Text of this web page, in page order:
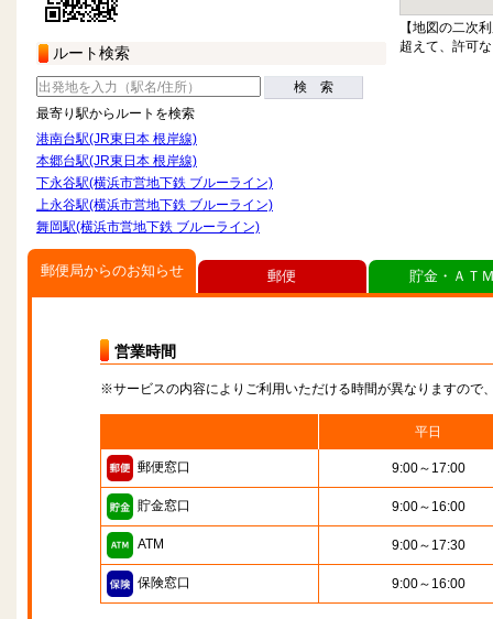
ルート検索
検 索
最寄り駅からルートを検索
港南台駅(JR東日本 根岸線)
本郷台駅(JR東日本 根岸線)
下永谷駅(横浜市営地下鉄 ブルーライン)
上永谷駅(横浜市営地下鉄 ブルーライン)
舞岡駅(横浜市営地下鉄 ブルーライン)
【地図の二次
超えて、許可
郵便局からのお知らせ
営業時間
※サービスの内容によりご利用いただける時間が異なりますので
平日
郵便窓口 9:00～17:00
貯金窓口 9:00～16:00
ATM 9:00～17:30
保険窓口 9:00～16:00
郵便 貯金・ＡＴ